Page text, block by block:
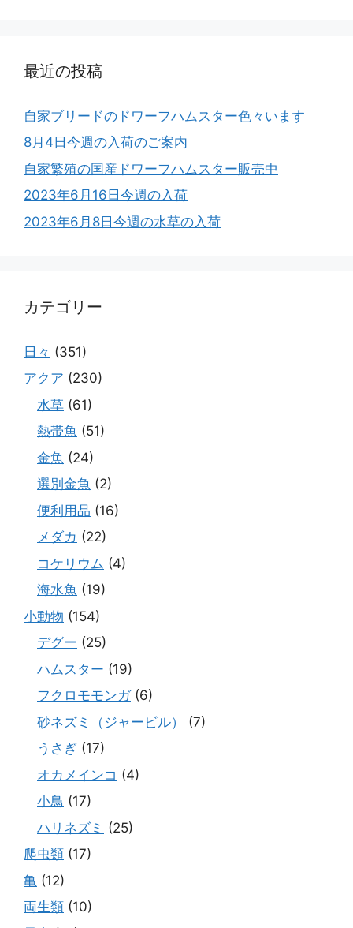
最近の投稿
自家ブリードのドワーフハムスター色々います
8月4日今週の入荷のご案内
自家繁殖の国産ドワーフハムスター販売中
2023年6月16日今週の入荷
2023年6月8日今週の水草の入荷
カテゴリー
日々 (351)
アクア (230)
水草 (61)
熱帯魚 (51)
金魚 (24)
選別金魚 (2)
便利用品 (16)
メダカ (22)
コケリウム (4)
海水魚 (19)
小動物 (154)
デグー (25)
ハムスター (19)
フクロモモンガ(6)
砂ネズミ（ジャービル）
(7)
うさぎ (17)
オカメインコ (4)
小鳥 (17)
ハリネズミ (25)
爬虫類 (17)
亀 (12)
両生類 (10)